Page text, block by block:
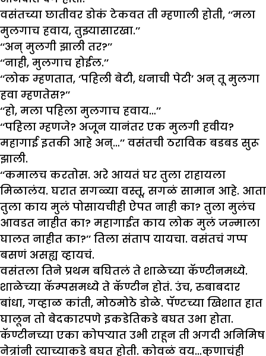
वसंतच्या छातीवर डोकं टेकवत ती म्हणाली होती, ‘‘मला
मुलगाच हवाय, तुझ्यासारखा.’’
‘‘अन् मुलगी झाली तर?’’
‘‘नाही, मुलगाच होईल.’’
‘‘लोक म्हणतात, ‘पहिली बेटी, धनाची पेटी’ अन् तू मुलगा
हवा म्हणतेस?’’
‘‘हो, मला पहिला मुलगाच हवाय…’’
‘‘पहिला म्हणजे? अजून यानंतर एक मुलगी हवीय?
महागाई इतकी आहे अन्…’’ वसंतची ठराविक बडबड सुरू
झाली.
‘‘कमालच करतोस. अरे आयतं घर तुला राहायला
मिळालंय. घरात सगळ्या वस्तू, सगळं सामान आहे. आता
तुला काय मुलं पोसायचीही ऐपत नाही का? तुला मुलंच
आवडत नाहीत का? महागाईत काय लोक मुलं जन्माला
घालत नाहीत का?’’ तिला संताप यायचा. वसंतचं गप्प
बसणं असह्य व्हायचं.
वसंतला तिने प्रथम बघितलं ते शाळेच्या कॅण्टीनमध्ये.
शाळेच्या कॅम्पसमध्ये ते कॅण्टीन होतं. उंच, रुबाबदार
बांधा, गव्हाळ कांती, मोठमोठे डोळे. पॅण्टच्या खिशात हात
घालून तो बेदकारपणे इकडेतिकडे बघत उभा होता.
कॅण्टीनच्या एका कोपऱ्यात उभी राहून ती अगदी अनिमिष
नेत्रांनी त्याच्याकडे बघत होती. कोवळं वय…कुणाचंही